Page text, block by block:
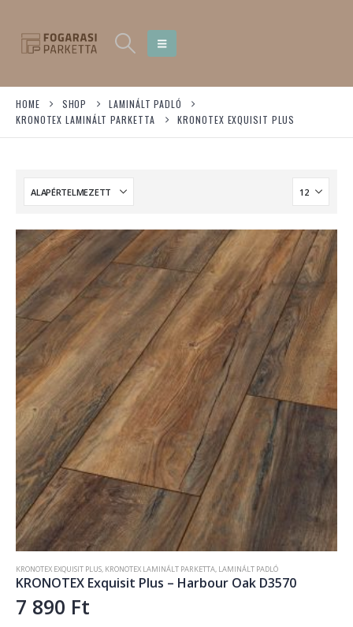
HOME SHOP
LAMINÁLT PADLÓ
KRONOTEX LAMINÁLT PARKETTA
KRONOTEX EXQUISIT PLUS
KRONOTEX EXQUISIT PLUS, KRONOTEX LAMINÁLT PARKETTA, LAMINÁLT PADLÓ
KRONOTEX Exquisit Plus – Harbour Oak D3570
7 890 Ft